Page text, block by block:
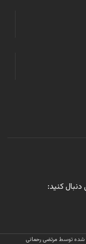
کنید:
شده توسط مرتضی رحمانی